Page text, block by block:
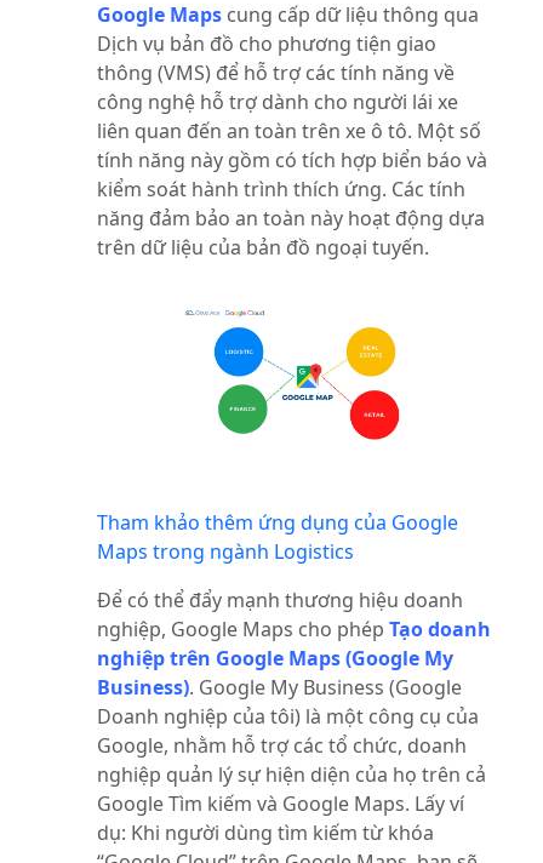
Google Maps cung cấp dữ liệu thông qua
Dịch vụ bản đồ cho phương tiện giao
thông (VMS) để hỗ trợ các tính năng về
công nghệ hỗ trợ dành cho người lái xe
liên quan đến an toàn trên xe ô tô. Một số
tính năng này gồm có tích hợp biển báo và
kiểm soát hành trình thích ứng. Các tính
năng đảm bảo an toàn này hoạt động dựa
trên dữ liệu của bản đồ ngoại tuyến.
Tham khảo thêm ứng dụng của Google
Maps trong ngành Logistics
Để có thể đẩy mạnh thương hiệu doanh
nghiệp, Google Maps cho phépTạo doanh
nghiệp trên Google Maps (Google My
Business). Google My Business (Google
Doanh nghiệp của tôi) là một công cụ của
Google, nhằm hỗ trợ các tổ chức, doanh
nghiệp quản lý sự hiện diện của họ trên cả
Google Tìm kiếm và Google Maps. Lấy ví
dụ: Khi người dùng tìm kiếm từ khóa